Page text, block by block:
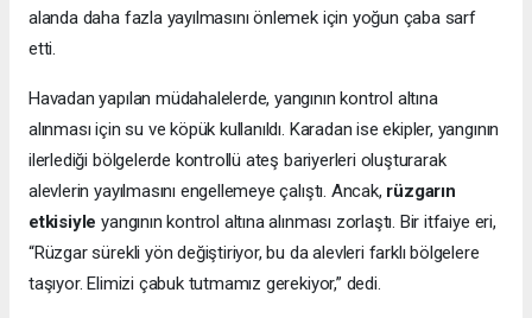
alanda daha fazla yayılmasını önlemek için yoğun çaba sarf
etti.
Havadan yapılan müdahalelerde, yangının kontrol altına
alınması için su ve köpük kullanıldı. Karadan ise ekipler, yangının
ilerlediği bölgelerde kontrollü ateş bariyerleri oluşturarak
alevlerin yayılmasını engellemeye çalıştı. Ancak, rüzgarın
etkisiyle yangının kontrol altına alınması zorlaştı. Bir itfaiye eri,
“Rüzgar sürekli yön değiştiriyor, bu da alevleri farklı bölgelere
taşıyor. Elimizi çabuk tutmamız gerekiyor,” dedi.